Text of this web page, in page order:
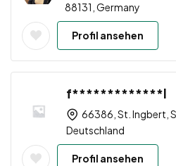
88131, Germany
Profil ansehen
f*************l
66386, St. Ingbert,
Deutschland
Profil ansehen